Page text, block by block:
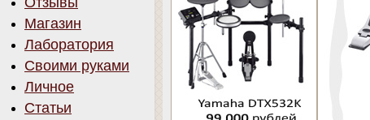
Магазин
Лаборатория
Своими руками
Личное
Статьи